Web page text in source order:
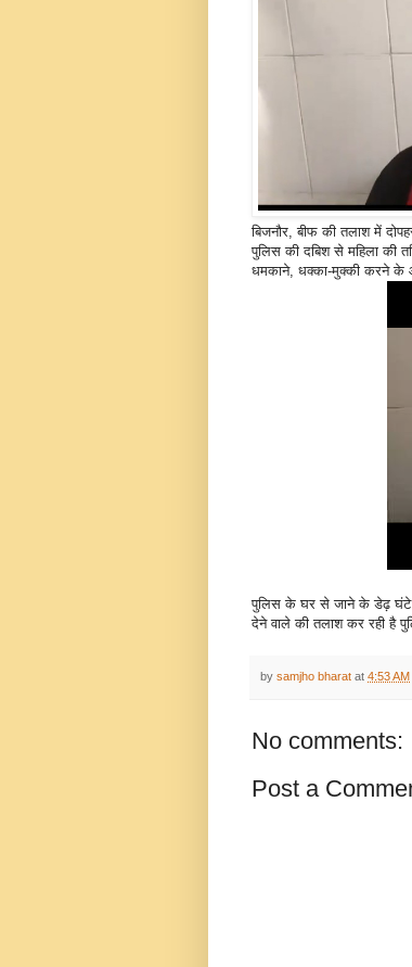
बिजनौर, बीफ की तलाश में
पुलिस की दबिश से महिला की
धमकाने, धक्का-मुक्की करने के
पुलिस के घर से जाने के डेढ़ घंटे
देने वाले की तलाश कर रही है
by samjho bharat at 4:53 AM
No comments:
Post a